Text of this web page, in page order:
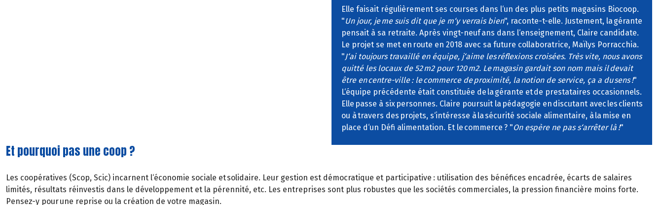
Elle faisait régulièrement ses courses dans l‘un des plus petits magasins Biocoop.
"Un jour, je me suis dit que je m‘y verrais bien", raconte-t-elle. Justement, la gérante
pensait à sa retraite. Après vingt-neuf ans dans l‘enseignement, Claire candidate.
Le projet se met en route en 2018 avec sa future collaboratrice, Maïlys Porracchia.
"J‘ai toujours travaillé en équipe, j‘aime les réflexions croisées. Très vite, nous avons
quitté les locaux de 52 m2 pour 120 m2. Le magasin gardait son nom mais il devait
être en centre-ville : le commerce de proximité, la notion de service, ça a du sens !"
L‘équipe précédente était constituée de la gérante et de prestataires occasionnels.
Elle passe à six personnes. Claire poursuit la pédagogie en discutant avec les clients
ou à travers des projets, s‘intéresse à la sécurité sociale alimentaire, à la mise en
place d‘un Défi alimentation. Et le commerce ? "On espère ne pas s‘arrêter là !"
Et pourquoi pas une coop ?
Les coopératives (Scop, Scic) incarnent l‘économie sociale et solidaire. Leur gestion est démocratique et participative : utilisation des bénéfices encadrée, écarts de salaires
limités, résultats réinvestis dans le développement et la pérennité, etc. Les entreprises sont plus robustes que les sociétés commerciales, la pression financière moins forte.
Pensez-y pour une reprise ou la création de votre magasin.